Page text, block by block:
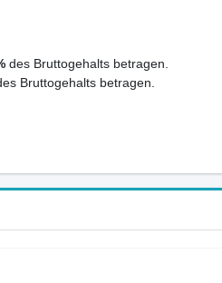
des Bruttogehalts betragen.
Bruttogehalts betragen.